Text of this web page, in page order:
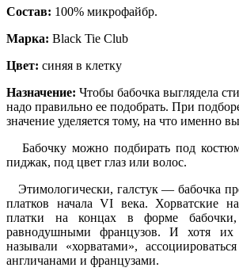
Состав: 100% микрофайбр.
Марка: Black Tie Club
Цвет: синяя в клетку
Назначение: Чтобы бабочка выглядела
надо правильно ее подобрать. При
значение уделяется тому, на что именно
Бабочку можно подбирать под
пиджак, под цвет глаз или волос.
Этимологически, галстук — бабочка
платков начала VI века. Хорватские
платки на концах в форме
равнодушными французов. И хотя их
называли «хорватами»,
англичанами и французами.